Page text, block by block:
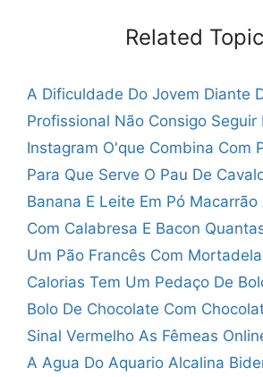
Related
A Dificuldade Do Jovem Diante
Profissional Não Consigo Seguir
Instagram O'que Combina Com
Para Que Serve O Pau De
Banana E Leite Em Pó Macarrão
Com Calabresa E Bacon
Um Pão Francês Com Mortadela
Calorias Tem Um Pedaço De
Bolo De Chocolate Com
Sinal Vermelho As Fêmeas
A Agua Do Aquario Alcalina